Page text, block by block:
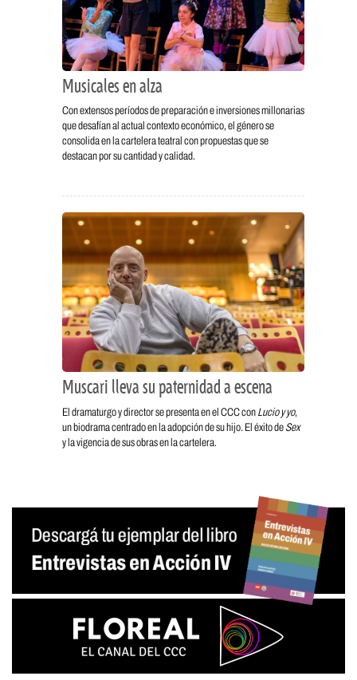
Musicales en alza
Con extensos períodos de preparación e inversiones millonarias
que desafían al actual contexto económico, el género se
consolida en la cartelera teatral con propuestas que se
destacan por su cantidad y calidad.
Muscari lleva su paternidad a escena
El dramaturgo y director se presenta en el CCC con Lucio y yo,
un biodrama centrado en la adopción de su hijo. El éxito de Sex
y la vigencia de sus obras en la cartelera.